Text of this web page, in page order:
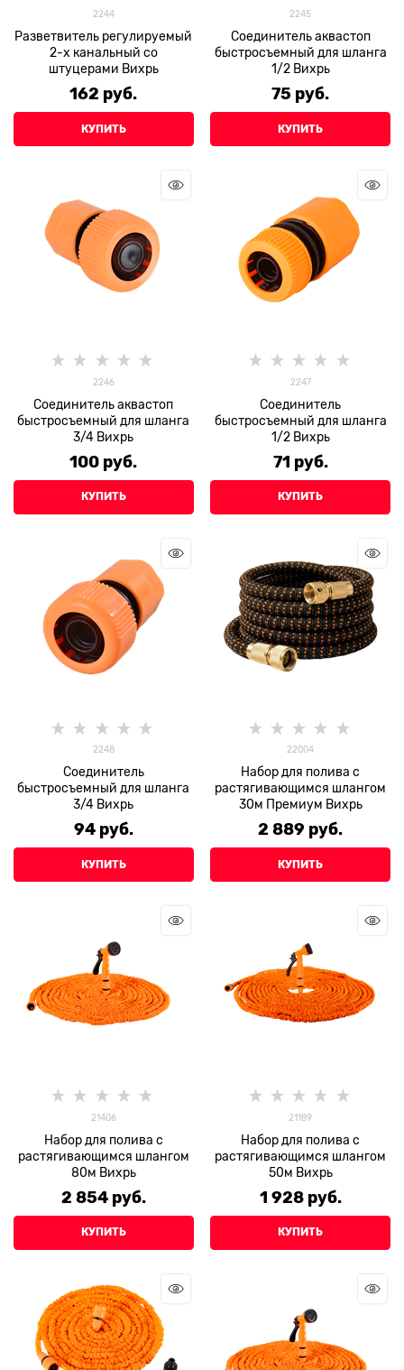
2244
Разветвитель регулируемый
2-х канальный со
штуцерами Вихрь
162 руб.
КУПИТЬ
2245
Соединитель аквастоп
быстросъемный для шланга
1/2 Вихрь
75 руб.
КУПИТЬ
2246
Соединитель аквастоп
быстросъемный для шланга
3/4 Вихрь
100 руб.
КУПИТЬ
2247
Соединитель
быстросъемный для шланга
1/2 Вихрь
71 руб.
КУПИТЬ
2248
Соединитель
быстросъемный для шланга
3/4 Вихрь
94 руб.
КУПИТЬ
22004
Набор для полива с
растягивающимся шлангом
30м Премиум Вихрь
2 889 руб.
КУПИТЬ
21406
Набор для полива с
растягивающимся шлангом
80м Вихрь
2 854 руб.
КУПИТЬ
21189
Набор для полива с
растягивающимся шлангом
50м Вихрь
1 928 руб.
КУПИТЬ